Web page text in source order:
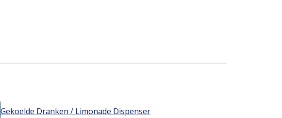
Gekoelde Dranken / Limonade Dispenser